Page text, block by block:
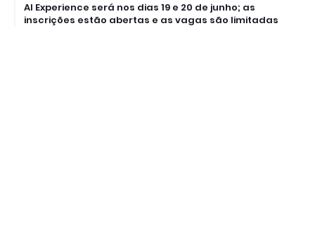
AI Experience será nos dias 19 e 20 de junho; as
inscrições estão abertas e as vagas são limitadas